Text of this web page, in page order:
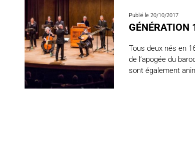
Publié le 20/10/2017
GÉNÉRATION
Tous deux nés en
de l’apogée du
sont également